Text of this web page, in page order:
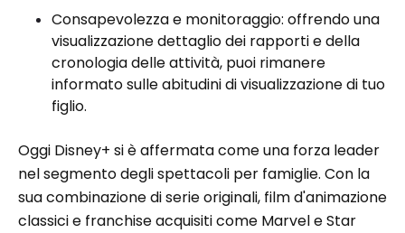
Consapevolezza e monitoraggio: offrendo una
visualizzazione dettaglio dei rapporti e della
cronologia delle attività, puoi rimanere
informato sulle abitudini di visualizzazione di tuo
figlio.
Oggi Disney+ si è affermata come una forza leader
nel segmento degli spettacoli per famiglie. Con la
sua combinazione di serie originali, film d'animazione
classici e franchise acquisiti come Marvel e Star